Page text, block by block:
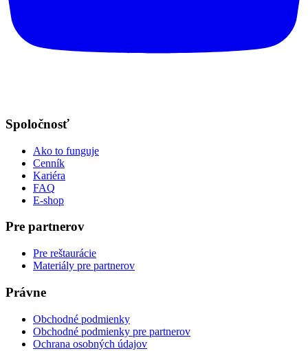
Spoločnosť
Ako to funguje
Cenník
Kariéra
FAQ
E-shop
Pre partnerov
Pre reštaurácie
Materiály pre partnerov
Právne
Obchodné podmienky
Obchodné podmienky pre partnerov
Ochrana osobných údajov